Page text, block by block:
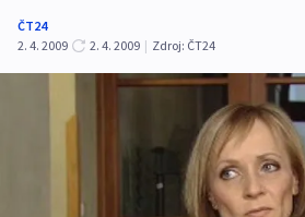
ČT24
2. 4. 2009
2. 4. 2009 | Zdroj: ČT24